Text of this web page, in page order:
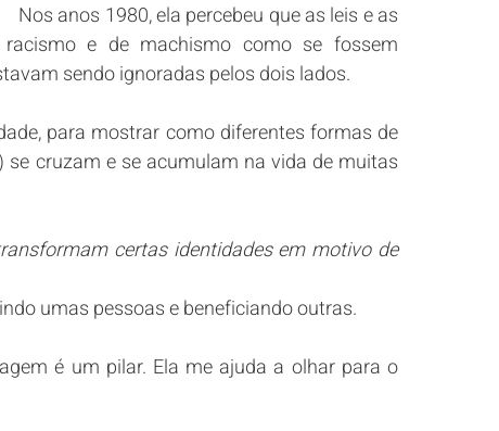
Nos anos 1980, ela percebeu que as leis e as
e de machismo como se fossem
sendo ignoradas pelos dois lados.
para mostrar como diferentes formas de
cruzam e se acumulam na vida de muitas
certas identidades em motivo de
umas pessoas e beneficiando outras.
é um pilar. Ela me ajuda a olhar para o